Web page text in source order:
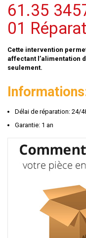
61.35
01
Cette intervention
affectant l’alimentation
seulement.
Délai de réparation: 24/
Garantie: 1 an